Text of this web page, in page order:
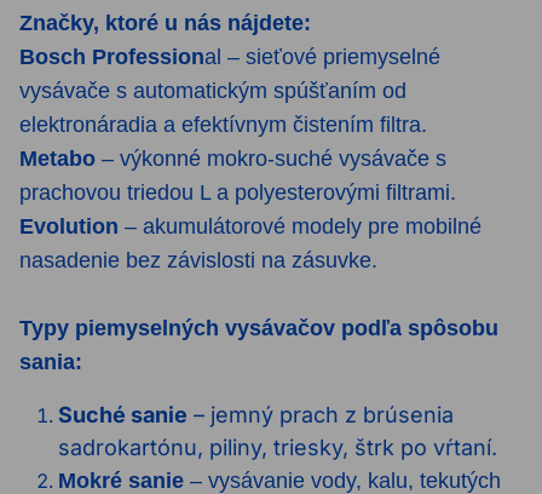
Značky, ktoré u nás nájdete:
Bosch Professional – sieťové priemyselné
vysávače s automatickým spúšťaním od
elektronáradia a efektívnym čistením filtra.
Metabo – výkonné mokro-suché vysávače s
prachovou triedou L a polyesterovými filtrami.
Evolution – akumulátorové modely pre mobilné
nasadenie bez závislosti na zásuvke.
Typy piemyselných vysávačov podľa spôsobu
sania:
Suché sanie – jemný prach z brúsenia
sadrokartónu, piliny, triesky, štrk po vŕtaní.
Mokré sanie – vysávanie vody, kalu, tekutých